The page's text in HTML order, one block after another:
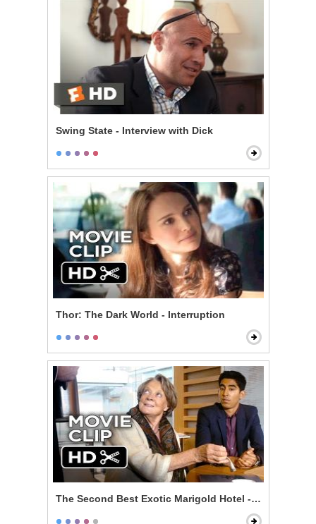
Swing State - Interview with Dick
Thor: The Dark World - Interruption
The Second Best Exotic Marigold Hotel - The Lawyer